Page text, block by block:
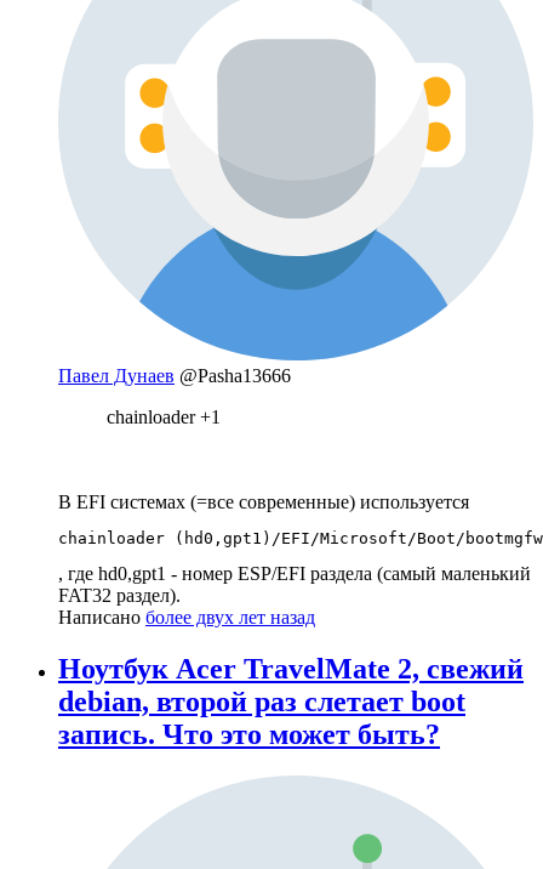
Павел Дунаев @Pasha13666
chainloader +1
В EFI системах (=все современные) используется
chainloader (hd0,gpt1)/EFI/Microsoft/Boot/
, где hd0,gpt1 - номер ESP/EFI раздела (самый маленький
FAT32 раздел).
Написано более двух лет назад
Ноутбук Acer TravelMate 2, свежий
debian, второй раз слетает boot
запись. Что это может быть?